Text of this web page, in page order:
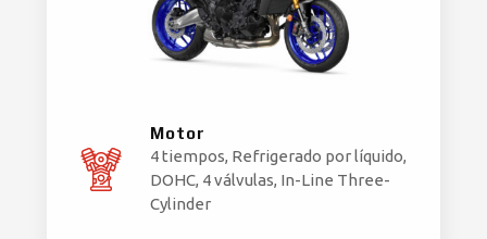
Motor
4 tiempos, Refrigerado por líquido,
DOHC, 4 válvulas, In-Line Three-
Cylinder